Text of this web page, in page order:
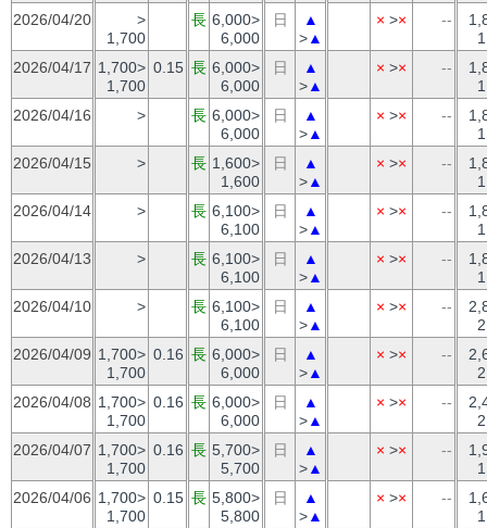
2026/04/20
>
1,700
長 6,000>
6,000
日
▲
>▲
× >× --
2026/04/17 1,700>
1,700
0.15 長 6,000>
6,000
日
▲
>▲
× >× --
2026/04/16
> 長 6,000>
6,000
日
▲
>▲
× >× --
2026/04/15
> 長 1,600>
1,600
日
▲
>▲
× >× --
2026/04/14
> 長 6,100>
6,100
日
▲
>▲
× >× --
2026/04/13
> 長 6,100>
6,100
日
▲
>▲
× >× --
2026/04/10
> 長 6,100>
6,100
日
▲
>▲
× >× --
2026/04/09 1,700>
1,700
0.16 長 6,000>
6,000
日
▲
>▲
× >× --
2026/04/08 1,700>
1,700
0.16 長 6,000>
6,000
日
▲
>▲
× >× --
2026/04/07 1,700>
1,700
0.16 長 5,700>
5,700
日
▲
>▲
× >× --
2026/04/06 1,700>
1,700
0.15 長 5,800>
5,800
日
▲
>▲
× >× --